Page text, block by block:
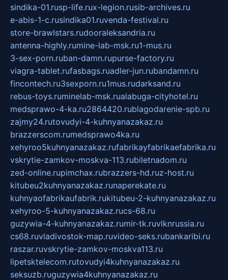
sindika-01.rusp-life.rux-legion.rusib-archives.ru
e-abis-1-c.rusindika01.ruvenda-festival.ru
store-brawlstars.rudooraleksandria.ru
antenna-highly.rumine-lab-msk.ru1-mus.ru
3-sex-porn.ruban-damn.rupurse-factory.ru
viagra-tablet.rufasbags.ruadler-jun.rubandamn.ru
fincontech.ru3sexporn.ru1mus.rudarksand.ru
rebus-toys.ruminelab-msk.rualabuga-cityhotel.ru
medsprawo-4-ka.ru2864420.rublagodarenie-spb.ru
zajmy24.rutovudyi-4-kuhnyanazakaz.ru
brazzerscom.rumedsprawo4ka.ru
xehyroo5kuhnyanazakaz.rufabrikayfabrikaefabrika.ru
vskrytie-zamkov-moskva-113.rubiletnadom.ru
zed-online.rupimchax.rubrazzers-hd.ruz-host.ru
kitubeu2kuhnyanazakaz.runaperekate.ru
kuhnyaofabrikaufabrik.rukitubeu-2-kuhnyanazakaz.ru
xehyroo-5-kuhnyanazakaz.rucs-68.ru
guzywia-4-kuhnyanazakaz.rumir-tk.ruvlknrussia.ru
cs68.ruvladivostok-map.ruvideo-seks.rubankaribi.ru
raszar.ruvskrytie-zamkov-moskva113.ru
lipetsktelecom.rutovudyi4kuhnyanazakaz.ru
seksuzb.ruguzywia4kuhnyanazakaz.ru